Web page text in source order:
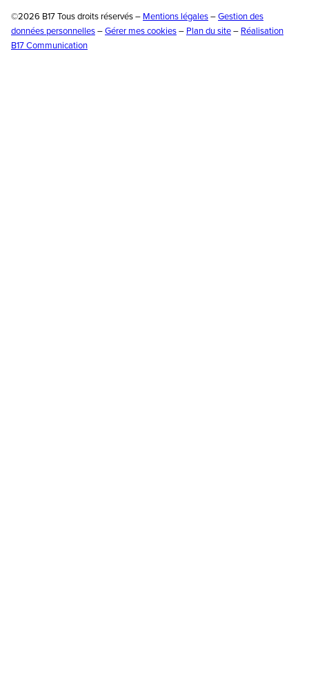
©2026 B17 Tous droits réservés – Mentions légales–Gestion des
données personnelles–Gérer mes cookies– Plan du site– Réalisation
B17 Communication